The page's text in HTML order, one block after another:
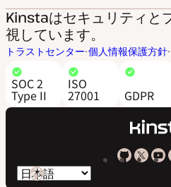
Kinstaはセキュリティと
視しています。
トラストセンター 個人情報保護方針
SOC 2
Type II
ISO
27001 GDPR
Kinsta
言